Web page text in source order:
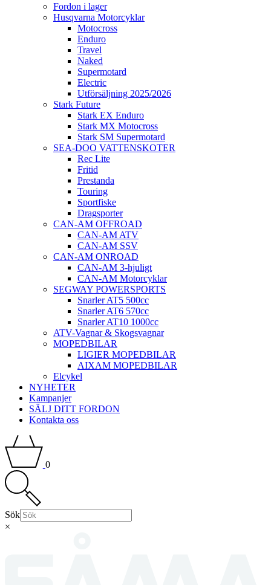
Fordon i lager
Husqvarna Motorcyklar
Motocross
Enduro
Travel
Naked
Supermotard
Electric
Utförsäljning 2025/2026
Stark Future
Stark EX Enduro
Stark MX Motocross
Stark SM Supermotard
SEA-DOO VATTENSKOTER
Rec Lite
Fritid
Prestanda
Touring
Sportfiske
Dragsporter
CAN-AM OFFROAD
CAN-AM ATV
CAN-AM SSV
CAN-AM ONROAD
CAN-AM 3-hjuligt
CAN-AM Motorcyklar
SEGWAY POWERSPORTS
Snarler AT5 500cc
Snarler AT6 570cc
Snarler AT10 1000cc
ATV-Vagnar & Skogsvagnar
MOPEDBILAR
LIGIER MOPEDBILAR
AIXAM MOPEDBILAR
Elcykel
NYHETER
Kampanjer
SÄLJ DITT FORDON
Kontakta oss
0
Sök
×